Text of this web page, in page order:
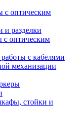
с оптическим
и разделки
с оптическим
с кабелями
механизации